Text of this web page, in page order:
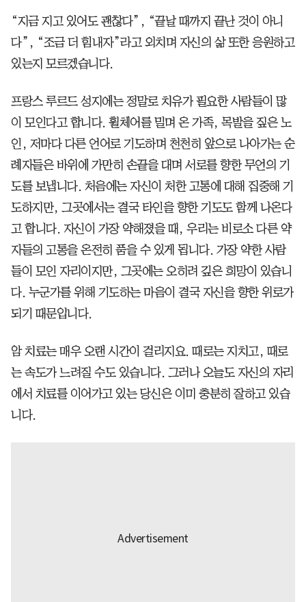
“지금 지고 있어도 괜찮다”, “끝날 때까지 끝난 것이 아니
다”, “조금 더 힘내자”라고 외치며 자신의 삶 또한 응원하고
있는지 모르겠습니다.
프랑스 루르드 성지에는 정말로 치유가 필요한 사람들이 많
이 모인다고 합니다. 휠체어를 밀며 온 가족, 목발을 짚은 노
인, 저마다 다른 언어로 기도하며 천천히 앞으로 나아가는 순
례자들은 바위에 가만히 손끝을 대며 서로를 향한 무언의 기
도를 보냅니다. 처음에는 자신이 처한 고통에 대해 집중해 기
도하지만, 그곳에서는 결국 타인을 향한 기도도 함께 나온다
고 합니다. 자신이 가장 약해졌을 때, 우리는 비로소 다른 약
자들의 고통을 온전히 품을 수 있게 됩니다. 가장 약한 사람
들이 모인 자리이지만, 그곳에는 오히려 깊은 희망이 있습니
다. 누군가를 위해 기도하는 마음이 결국 자신을 향한 위로가
되기 때문입니다.
암 치료는 매우 오랜 시간이 걸리지요. 때로는 지치고, 때로
는 속도가 느려질 수도 있습니다. 그러나 오늘도 자신의 자리
에서 치료를 이어가고 있는 당신은 이미 충분히 잘하고 있습
니다.